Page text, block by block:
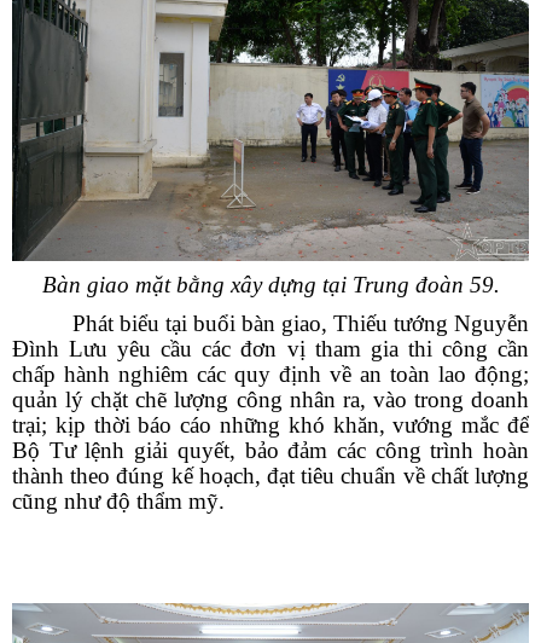
Bàn giao mặt bằng xây dựng tại Trung đoàn 59.
Phát biểu tại buổi bàn giao, Thiếu tướng Nguyễn
Đình Lưu yêu cầu các đơn vị tham gia thi công cần
chấp hành nghiêm các quy định về an toàn lao động;
quản lý chặt chẽ lượng công nhân ra, vào trong doanh
trại; kịp thời báo cáo những khó khăn, vướng mắc để
Bộ Tư lệnh giải quyết, bảo đảm các công trình hoàn
thành theo đúng kế hoạch, đạt tiêu chuẩn về chất lượng
cũng như độ thẩm mỹ.